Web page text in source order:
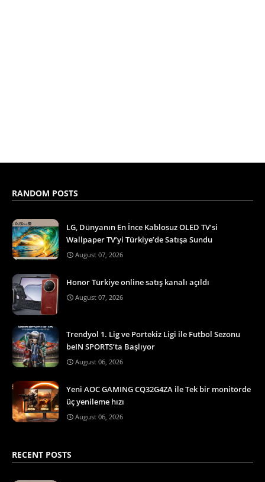
RANDOM POSTS
LG, Dünyanın En İnce Kablosuz OLED TV’si
Wallpaper TV’yi Türkiye’de Satışa Sundu
August 07, 2026
Honor Türkiye online satış kanalı açıldı
August 07, 2026
Trendyol 1. Lig ve Portekiz Ligi ile Futbol Sezonu
beIN SPORTS’ta Başlıyor
August 06, 2026
Yeni AOC GAMING CQ32G4ZA ile Tek bir monitörde
üç yenileme hızı
August 06, 2026
RECENT POSTS